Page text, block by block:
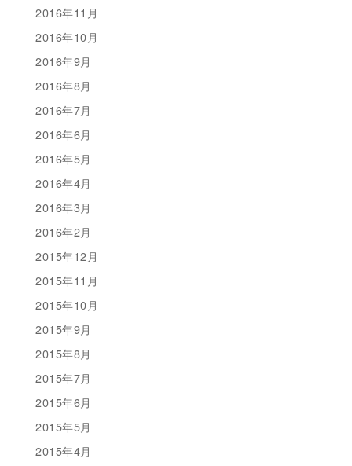
2016年11月
2016年10月
2016年9月
2016年8月
2016年7月
2016年6月
2016年5月
2016年4月
2016年3月
2016年2月
2015年12月
2015年11月
2015年10月
2015年9月
2015年8月
2015年7月
2015年6月
2015年5月
2015年4月